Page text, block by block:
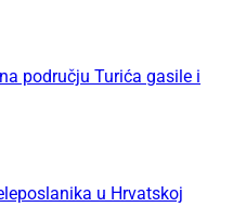
području Turića gasile i
u Hrvatskoj